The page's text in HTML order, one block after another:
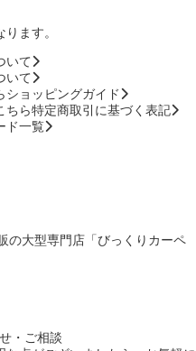
ます。
いて
いて
ショッピングガイド
特定商取引に基づく表記
ド一覧
の大型専門店「びっくりカーペ